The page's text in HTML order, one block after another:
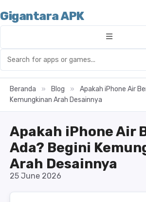
Gigantara APK
Beranda » Blog »
Apakah iPhone Air
Kemungkinan Arah Desainnya
Apakah iPhone Air
Ada? Begini
Arah Desainnya
25 June 2026